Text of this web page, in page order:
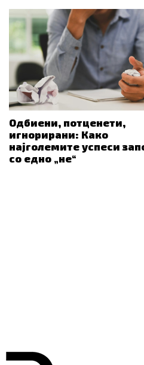
Одбиени, потценети,
игнорирани: Како
најголемите успеси
со едно „не“